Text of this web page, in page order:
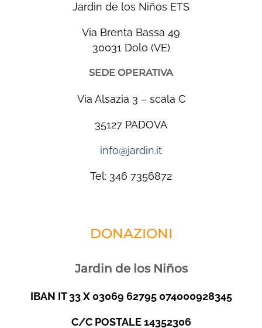
Jardin de los Niños ETS
Via Brenta Bassa 49
30031 Dolo (VE)
SEDE OPERATIVA
Via Alsazia 3 – scala C
35127 PADOVA
info@jardin.it
Tel: 346 7356872
DONAZIONI
Jardin de los Niños
IBAN IT 33 X 03069 62795 074000928345
C/C POSTALE 14352306